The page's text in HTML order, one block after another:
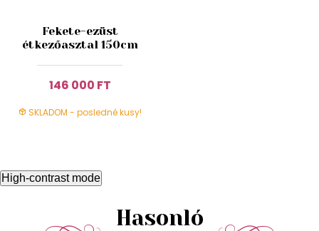
Fekete-ezüst
étkezőasztal 150cm
146 000 FT
SKLADOM - posledné kusy!
High-contrast mode
Hasonló